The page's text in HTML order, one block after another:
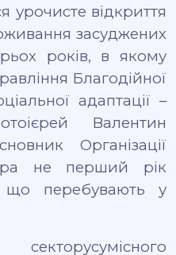
урочисте відкриття
засуджених
років, в якому
Благодійної
адаптації –
Валентин
Організації
не перший рік
що перебувають у
секторусумісного